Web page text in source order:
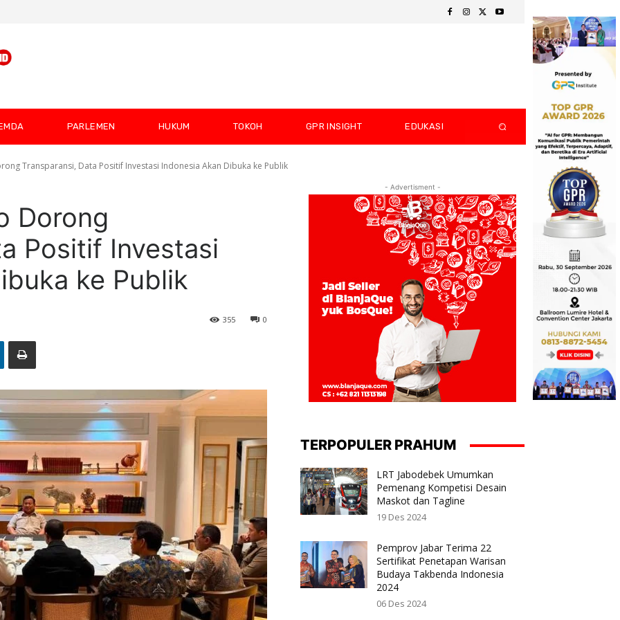
PARLEMEN HUKUM TOKOH GPR INSIGHT EDUKASI
Transparansi, Data Positif Investasi Indonesia Akan Dibuka ke Publik
Dorong
Positif Investasi
ke Publik
0
355
- Advertisment -
TERPOPULER PRAHUM
LRT Jabodebek Umumkan
Pemenang Kompetisi Desain
Maskot dan Tagline
19 Des 2024
Pemprov Jabar Terima 22
Sertifikat Penetapan Warisan
Budaya Takbenda Indonesia
2024
06 Des 2024